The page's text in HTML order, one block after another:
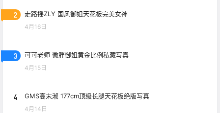
2 走路摇ZLY 国风御姐天花板完美女神
4月16日
3 可可老师 微胖御姐黄金比例私藏写真
4月15日
4 GMS高末淑 177cm顶级长腿天花板绝版写真
4月14日